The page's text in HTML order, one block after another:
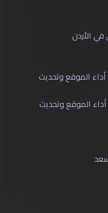
الأردن
أداء الموقع وتحديث
أداء الموقع وتحديث